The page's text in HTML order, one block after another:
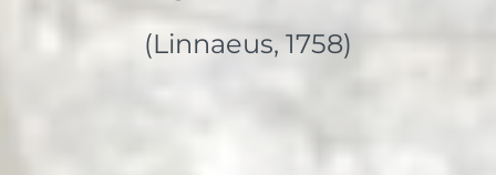
(Linnaeus, 1758)